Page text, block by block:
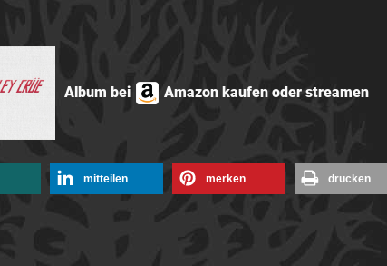
Album bei Amazon kaufen oder streamen
mitteilen merken drucken